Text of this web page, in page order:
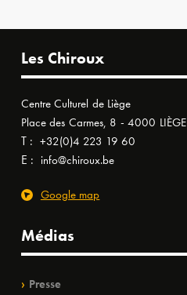
Les Chiroux
Centre Culturel de Liège
Place des Carmes, 8 - 4000 LIÈGE
T : +32(0)4 223 19 60
E : info@chiroux.be
Google map
Médias
Presse